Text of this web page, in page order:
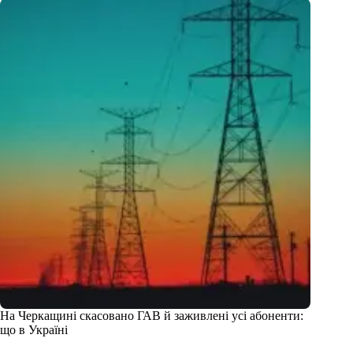
На Черкащині скасовано ГАВ й заживлені усі абоненти:
що в Україні